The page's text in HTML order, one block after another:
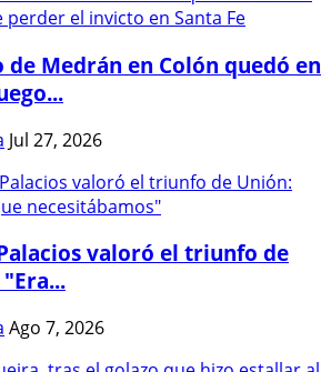
de Medrán en Colón quedó en
Jul 27, 2026
valoró el triunfo de
Ago 7, 2026